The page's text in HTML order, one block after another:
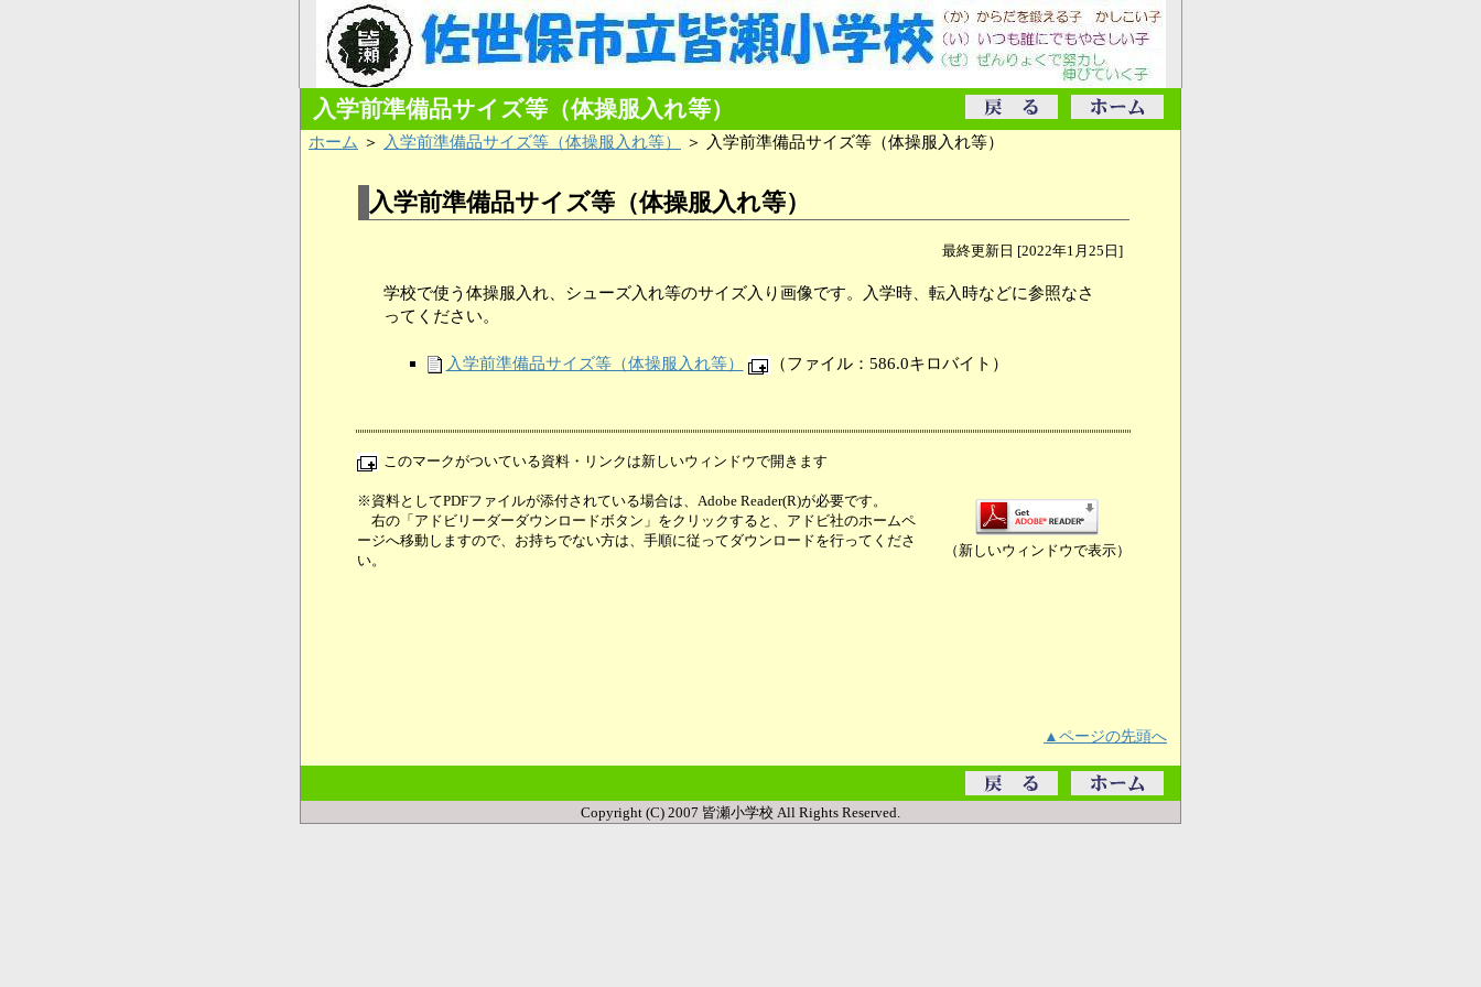
入学前準備品サイズ等（体操服入れ等）
ホーム ＞ 入学前準備品サイズ等（体操服入れ等） ＞ 入学前準備品サイズ等（体操服入れ等）
入学前準備品サイズ等（体操服入れ等）
最終更新日 [2022年1月25日]
学校で使う体操服入れ、シューズ入れ等のサイズ入り画像です。入学時、転入時などに参照なさ
ってください。
入学前準備品サイズ等（体操服入れ等） （ファイル：586.0キロバイト）
このマークがついている資料・リンクは新しいウィンドウで開きます
※資料としてPDFファイルが添付されている場合は、Adobe Reader(R)が必要です。
右の「アドビリーダーダウンロードボタン」をクリックすると、アドビ社のホームペ
ージへ移動しますので、お持ちでない方は、手順に従ってダウンロードを行ってくださ
い。
（新しいウィンドウで表示）
▲ページの先頭へ
Copyright (C) 2007 皆瀬小学校 All Rights Reserved.